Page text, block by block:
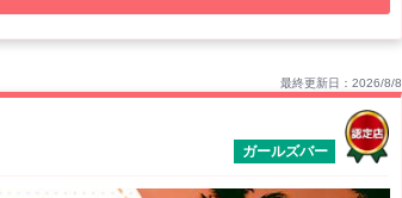
最終更新日：2026/8/8
ガールズバー